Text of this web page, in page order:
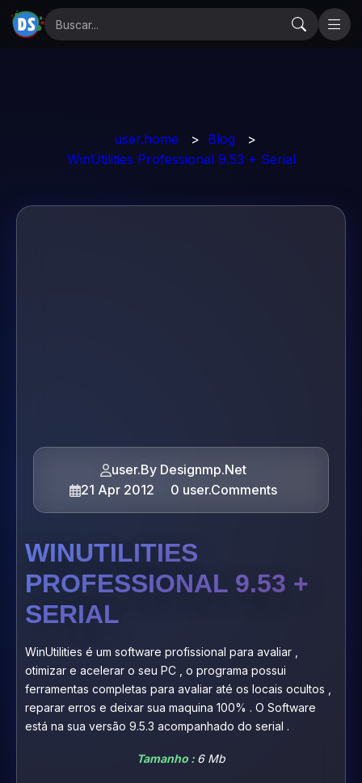
user.home > Blog
>
WinUtilities Professional 9.53 + Serial
user.By Designmp.Net
21 Apr 2012
0 user.Comments
WINUTILITIES
PROFESSIONAL 9.53 +
SERIAL
WinUtilities é um software profissional para avaliar ,
otimizar e acelerar o seu PC , o programa possui
ferramentas completas para avaliar até os locais ocultos ,
reparar erros e deixar sua maquina 100% . O Software
está na sua versão 9.5.3 acompanhado do serial .
Tamanho : 6 Mb